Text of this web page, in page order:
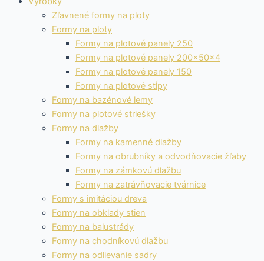
Zľavnené formy na ploty
Formy na ploty
Formy na plotové panely 250
Formy na plotové panely 200x50x4
Formy na plotové panely 150
Formy na plotové stĺpy
Formy na bazénové lemy
Formy na plotové striešky
Formy na dlažby
Formy na kamenné dlažby
Formy na obrubníky a odvodňovacie žľaby
Formy na zámkovú dlažbu
Formy na zatrávňovacie tvárnice
Formy s imitáciou dreva
Formy na obklady stien
Formy na balustrády
Formy na chodníkovú dlažbu
Formy na odlievanie sadry